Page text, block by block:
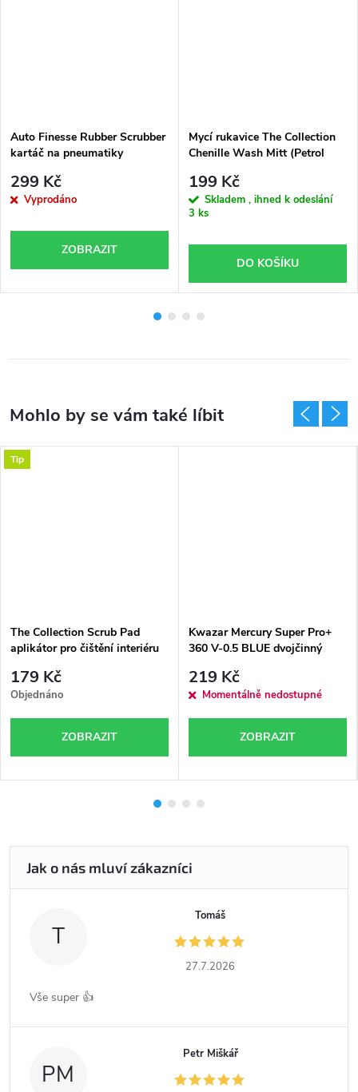
Auto Finesse Rubber Scrubber
kartáč na pneumatiky
299 Kč
Vyprodáno
ZOBRAZIT
Mycí rukavice The Collection
Chenille Wash Mitt (Petrol
199 Kč
Skladem , ihned k odeslání
3 ks
DO KOŠÍKU
Tip
The Collection Scrub Pad
aplikátor pro čištění interiéru
179 Kč
Objednáno
ZOBRAZIT
Kwazar Mercury Super Pro+
360 V-0.5 BLUE dvojčinný
219 Kč
Momentálně nedostupné
ZOBRAZIT
T
Tomáš
27.7.2026
Vše super 👍
PM
Petr Miškář